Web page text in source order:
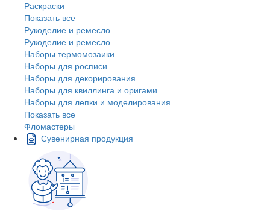
Раскраски
Показать все
Рукоделие и ремесло
Рукоделие и ремесло
Наборы термомозаики
Наборы для росписи
Наборы для декорирования
Наборы для квиллинга и оригами
Наборы для лепки и моделирования
Показать все
Фломастеры
Сувенирная продукция